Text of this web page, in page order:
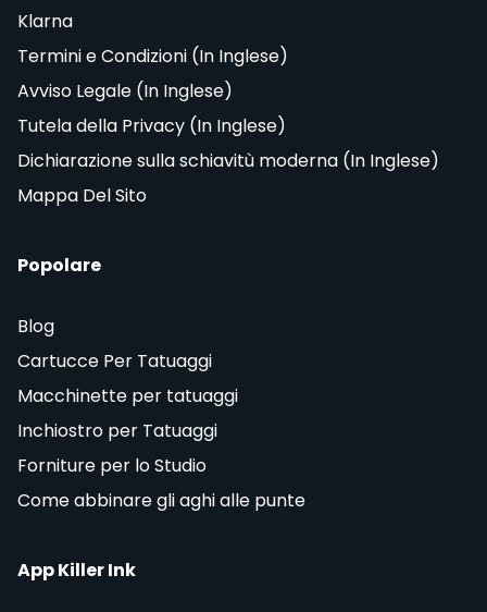
Klarna
Termini e Condizioni (In Inglese)
Avviso Legale (In Inglese)
Tutela della Privacy (In Inglese)
Dichiarazione sulla schiavitù moderna (In Inglese)
Mappa Del Sito
Popolare
Blog
Cartucce Per Tatuaggi
Macchinette per tatuaggi
Inchiostro per Tatuaggi
Forniture per lo Studio
Come abbinare gli aghi alle punte
App Killer Ink